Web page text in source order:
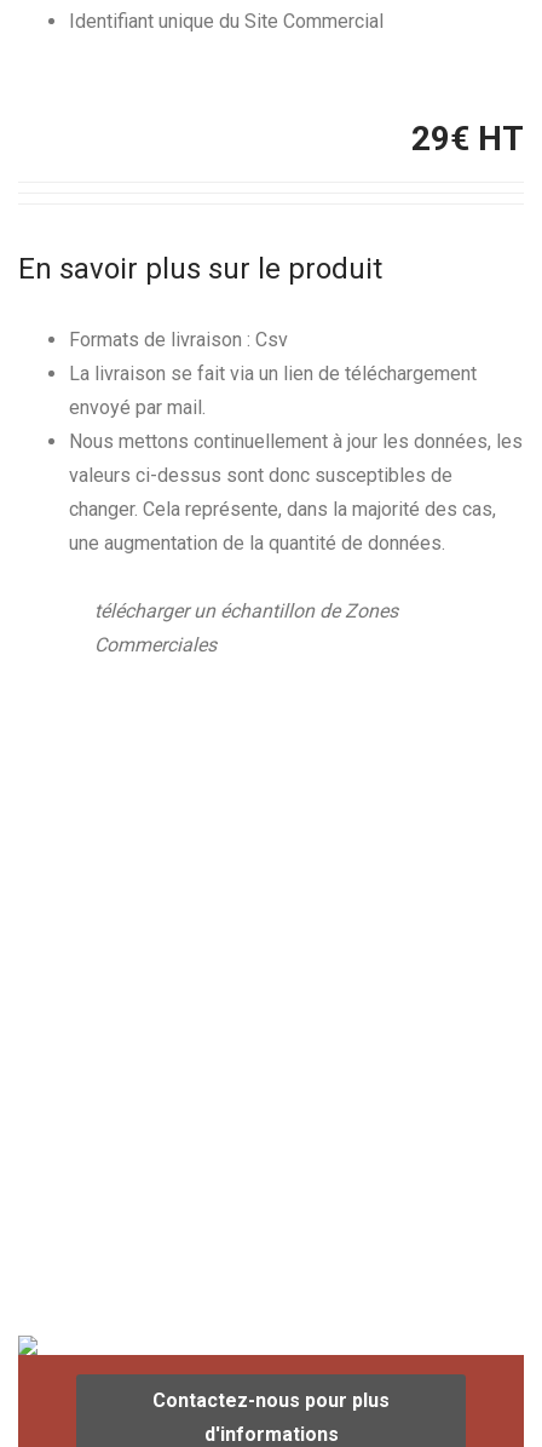
Identifiant unique du Site Commercial
29€ HT
En savoir plus sur le produit
Formats de livraison : Csv
La livraison se fait via un lien de téléchargement
envoyé par mail.
Nous mettons continuellement à jour les données, les
valeurs ci-dessus sont donc susceptibles de
changer. Cela représente, dans la majorité des cas,
une augmentation de la quantité de données.
télécharger un échantillon de Zones
Commerciales
Contactez-nous pour plus
d'informations